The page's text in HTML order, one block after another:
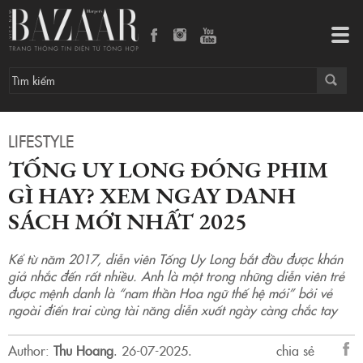
LIFESTYLE
TỐNG UY LONG ĐÓNG PHIM
GÌ HAY? XEM NGAY DANH
SÁCH MỚI NHẤT 2025
Kể từ năm 2017, diễn viên Tống Uy Long bắt đầu được khán
giả nhắc đến rất nhiều. Anh là một trong những diễn viên trẻ
được mệnh danh là “nam thần Hoa ngữ thế hệ mới” bởi vẻ
ngoài điển trai cùng tài năng diễn xuất ngày càng chắc tay
Author: Thu Hoang. 26-07-2025.
chia sẻ